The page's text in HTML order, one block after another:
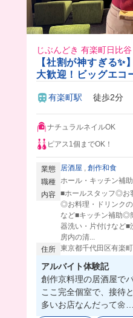
じぶんどき 有楽町日比
【社割が神すぎる✨
大歓迎！ビッグエコ
着いた個室居酒屋🍃
有楽町駅 徒歩2分
ナチュラルネイルOK
ピアス1個までOK！
業態 居酒屋 , 創作和食
職種 ホール・キッチン補
内容 ■ホールスタッフ◎お
◎お料理・ドリンク
など■キッチン補助
器洗い・片付けなど
房内の清...
住所 東京都千代田区有楽
アルバイト体験記
創作京料理の居酒屋で
ここ完全個室で、接待
多いお店なんだって🌼